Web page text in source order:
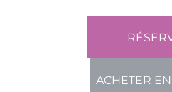
ACHETER